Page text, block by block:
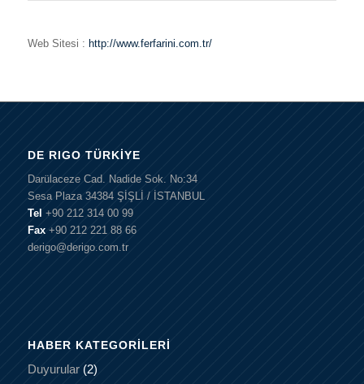
Web Sitesi : http://www.ferfarini.com.tr/
DE RIGO TÜRKIYE
Darülaceze Cad. Nadide Sok. No:34
Sesa Plaza 34384 ŞİŞLİ / İSTANBUL
Tel +90 212 314 00 99
Fax +90 212 221 88 66
derigo@derigo.com.tr
HABER KATEGORILERI
Duyurular(2)